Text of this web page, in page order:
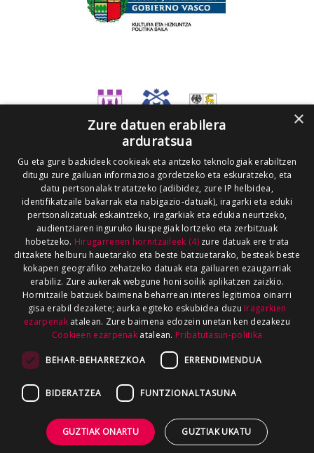
×
Zure datuen erabilera
arduratsua
Gu eta gure bazkideek cookieak eta antzeko teknologiak erabiltzen
ditugu zure gailuan informazioa gordetzeko eta eskuratzeko, eta
datu pertsonalak tratatzeko (adibidez, zure IP helbidea,
identifikatzaile bakarrak eta nabigazio-datuak), iragarki eta eduki
pertsonalizatuak eskaintzeko, iragarkiak eta edukia neurtzeko,
audientziaren inguruko ikuspegiak lortzeko eta zerbitzuak
hobetzeko. Hirugarrenen hornitzaileek (4)zure datuak ere trata
ditzakete helburu hauetarako eta beste batzuetarako, besteak beste
kokapen geografiko zehatzeko datuak eta gailuaren ezaugarriak
erabiliz. Zure aukerak webgune honi soilik aplikatzen zaizkio.
Hornitzaile batzuek baimena beharrean interes legitimoa oinarri
gisa erabil dezakete; aurka egiteko eskubidea duzu Iragarkien
ezarpenakatalean. Zure baimena edozein unetan ken dezakezu
Cookieen ezarpenak atalean. Pribatutasun-politika
BEHAR-BEHARREZKOA ERRENDIMENDUA
BIDERATZEA FUNTZIONALTASUNA
GUZTIAK ONARTU GUZTIAK UKATU